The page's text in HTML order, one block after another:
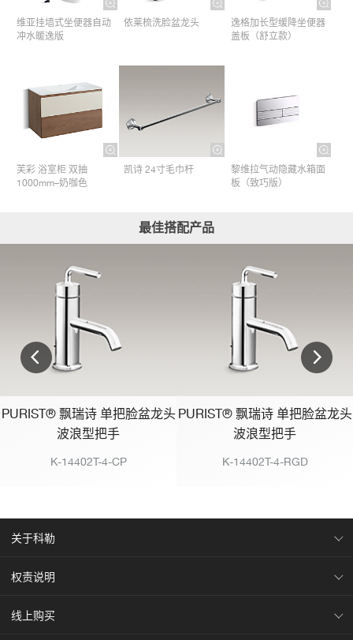
维亚挂墙式坐便器自动
冲水暖逸版
依莱梳洗脸盆龙头
逸格加长型缓降坐便器
盖板（舒立款）
芙彩 浴室柜 双抽
1000mm–奶咖色
凯诗 24寸毛巾杆​
黎维拉气动隐藏水箱面
板（致巧版）
最佳搭配产品
PURIST® 飘瑞诗 单把脸盆龙头
波浪型把手
K-14402T-4-CP
PURIST® 飘瑞诗 单把脸盆龙头
波浪型把手
K-14402T-4-RGD
关于科勒
权责说明
线上购买